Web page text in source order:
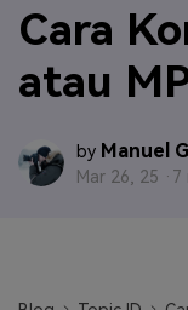
AI Video
AI Gambar
Produk AI
Asisten
Editor
Efek AI
Efek Video
Harga
Cara
atau
by Manuel
Mar 26, 25 · 7